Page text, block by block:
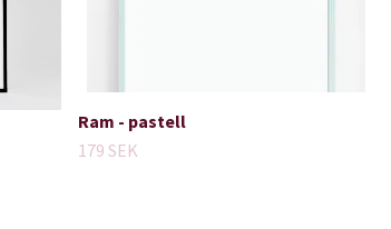
Ram - pastell
179 SEK